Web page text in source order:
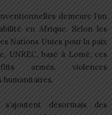
demeure l’un
en Afrique. Selon les
Nations Unies pour la paix
UNREC, basé à Lomé, ces
armés, violences
humanitaires.
désormais des